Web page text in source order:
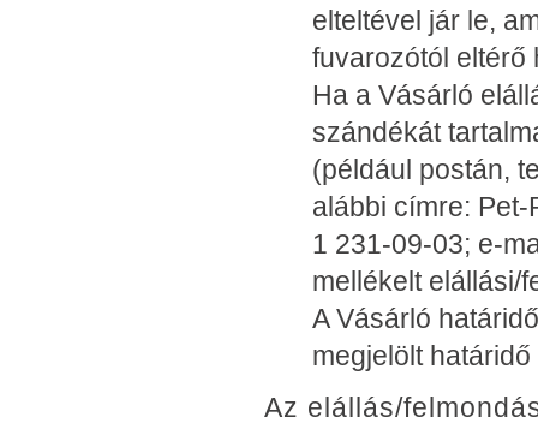
elteltével jár le,
fuvarozótól eltérő
Ha a Vásárló
szándékát
(például postán,
alábbi címre: Pet-
1 231-09-03; e-
mellékelt elállási/
A Vásárló
megjelölt
Az elállás/